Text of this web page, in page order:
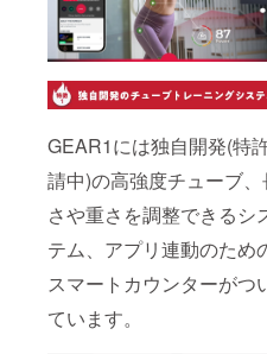
GEAR1には独自開発(特
請中)の高強度チューブ
さや重さを調整できるシ
テム、アプリ連動のため
スマートカウンターがつ
ています。